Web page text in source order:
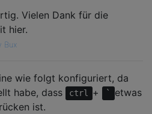
Vielen Dank für die
hier.
Bux
wie folgt konfiguriert, da
habe, dass
ctrl + `
etwas
ist.